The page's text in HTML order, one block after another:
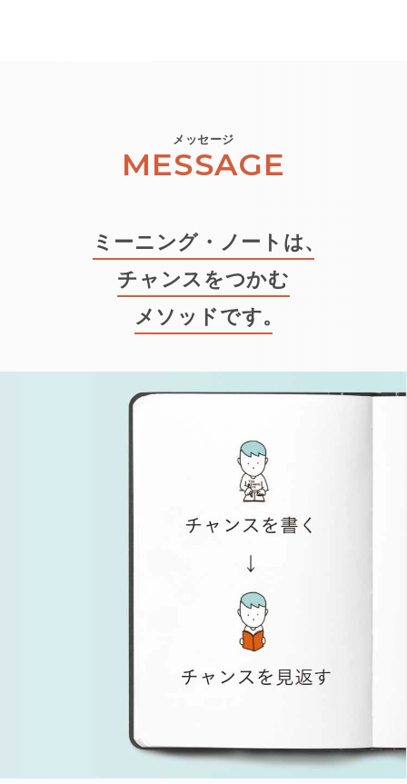
メッセージ
MESSAGE
ミーニング・ノートは、
チャンスをつかむ
メソッドです。